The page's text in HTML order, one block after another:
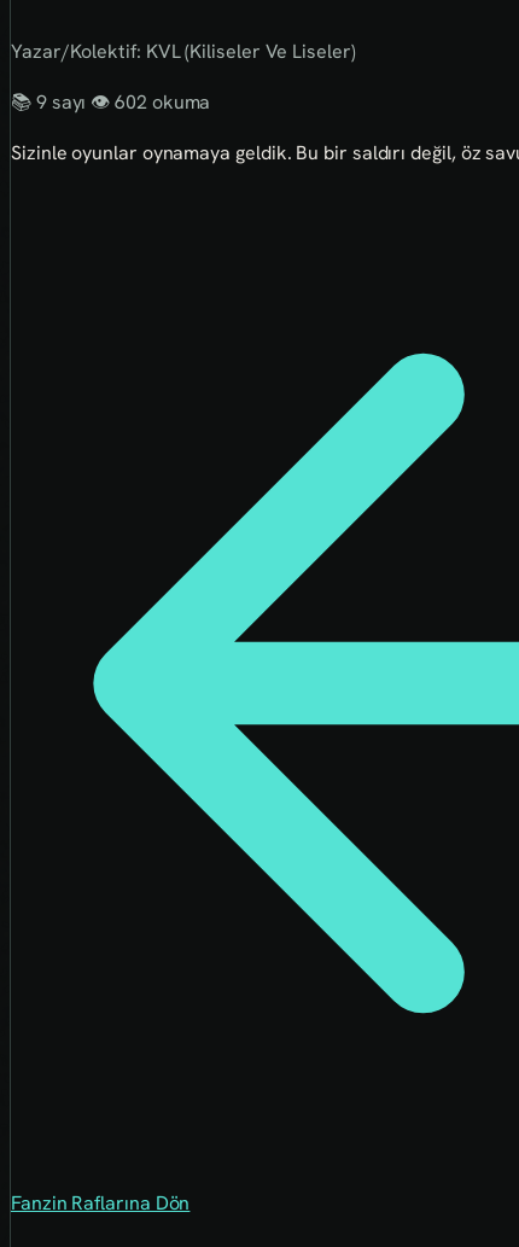
Yazar/Kolektif: KVL (Kiliseler Ve Liseler)
📚 9 sayı 👁️ 602 okuma
Sizinle oyunlar oynamaya geldik. Bu bir saldırı değil, öz
Fanzin Raflarına Dön